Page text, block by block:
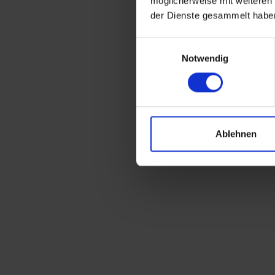
der Dienste gesammelt
Notwendig
Ablehnen